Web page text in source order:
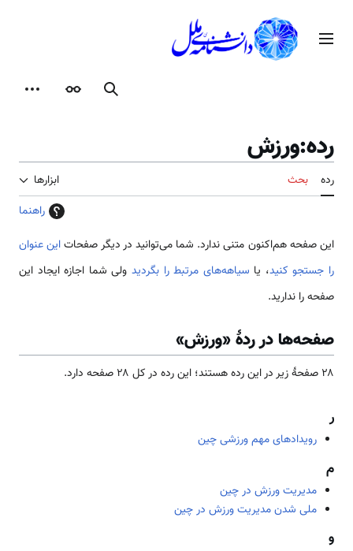
محتوامنوی اصلی
جستجوظاهر
رده:ورزش
رده بحث
ابزارها
راهنما
این صفحه هم‌اکنون متنی ندارد. شما می‌توانید در دیگر صفحاتاین عنوان
را جستجو کنید، یا سیاهه‌های مرتبط را بگردید ولی شما اجازه ایجاد این
صفحه را ندارید.
صفحه‌ها در ردهٔ «ورزش»
۲۸ صفحۀ زیر در این رده هستند؛ این رده در کل ۲۸ صفحه دارد.
ر
رویدادهای مهم ورزشی چین
م
مدیریت ورزش در چین
ملی شدن مدیریت ورزش در چین
و